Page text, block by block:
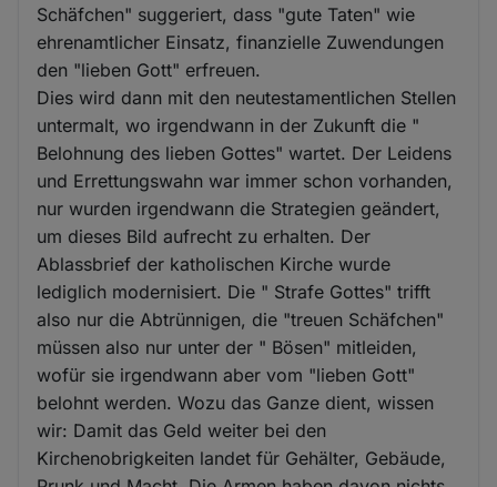
Schäfchen" suggeriert, dass "gute Taten" wie
ehrenamtlicher Einsatz, finanzielle Zuwendungen
den "lieben Gott" erfreuen.
Dies wird dann mit den neutestamentlichen Stellen
untermalt, wo irgendwann in der Zukunft die "
Belohnung des lieben Gottes" wartet. Der Leidens
und Errettungswahn war immer schon vorhanden,
nur wurden irgendwann die Strategien geändert,
um dieses Bild aufrecht zu erhalten. Der
Ablassbrief der katholischen Kirche wurde
lediglich modernisiert. Die " Strafe Gottes" trifft
also nur die Abtrünnigen, die "treuen Schäfchen"
müssen also nur unter der " Bösen" mitleiden,
wofür sie irgendwann aber vom "lieben Gott"
belohnt werden. Wozu das Ganze dient, wissen
wir: Damit das Geld weiter bei den
Kirchenobrigkeiten landet für Gehälter, Gebäude,